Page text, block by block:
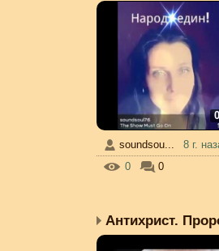
soundsou...
8 г.
0
0